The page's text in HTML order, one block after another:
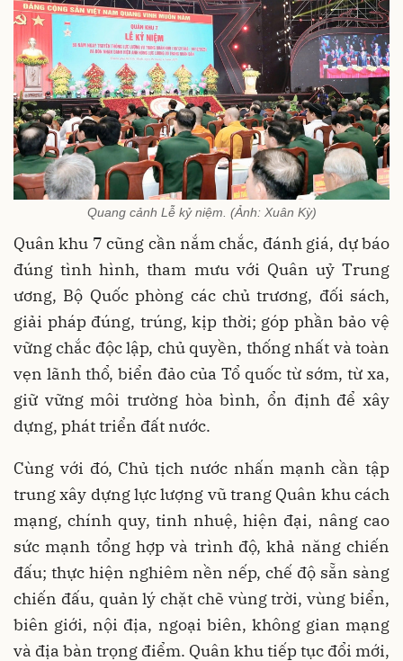
Quang cảnh Lễ kỷ niệm. (Ảnh: Xuân Kỳ)
Quân khu 7 cũng cần nắm chắc, đánh giá, dự báo
đúng tình hình, tham mưu với Quân uỷ Trung
ương, Bộ Quốc phòng các chủ trương, đối sách,
giải pháp đúng, trúng, kịp thời; góp phần bảo vệ
vững chắc độc lập, chủ quyền, thống nhất và toàn
vẹn lãnh thổ, biển đảo của Tổ quốc từ sớm, từ xa,
giữ vững môi trường hòa bình, ổn định để xây
dựng, phát triển đất nước.
Cùng với đó, Chủ tịch nước nhấn mạnh cần tập
trung xây dựng lực lượng vũ trang Quân khu cách
mạng, chính quy, tinh nhuệ, hiện đại, nâng cao
sức mạnh tổng hợp và trình độ, khả năng chiến
đấu; thực hiện nghiêm nền nếp, chế độ sẵn sàng
chiến đấu, quản lý chặt chẽ vùng trời, vùng biển,
biên giới, nội địa, ngoại biên, không gian mạng
và địa bàn trọng điểm. Quân khu tiếp tục đổi mới,